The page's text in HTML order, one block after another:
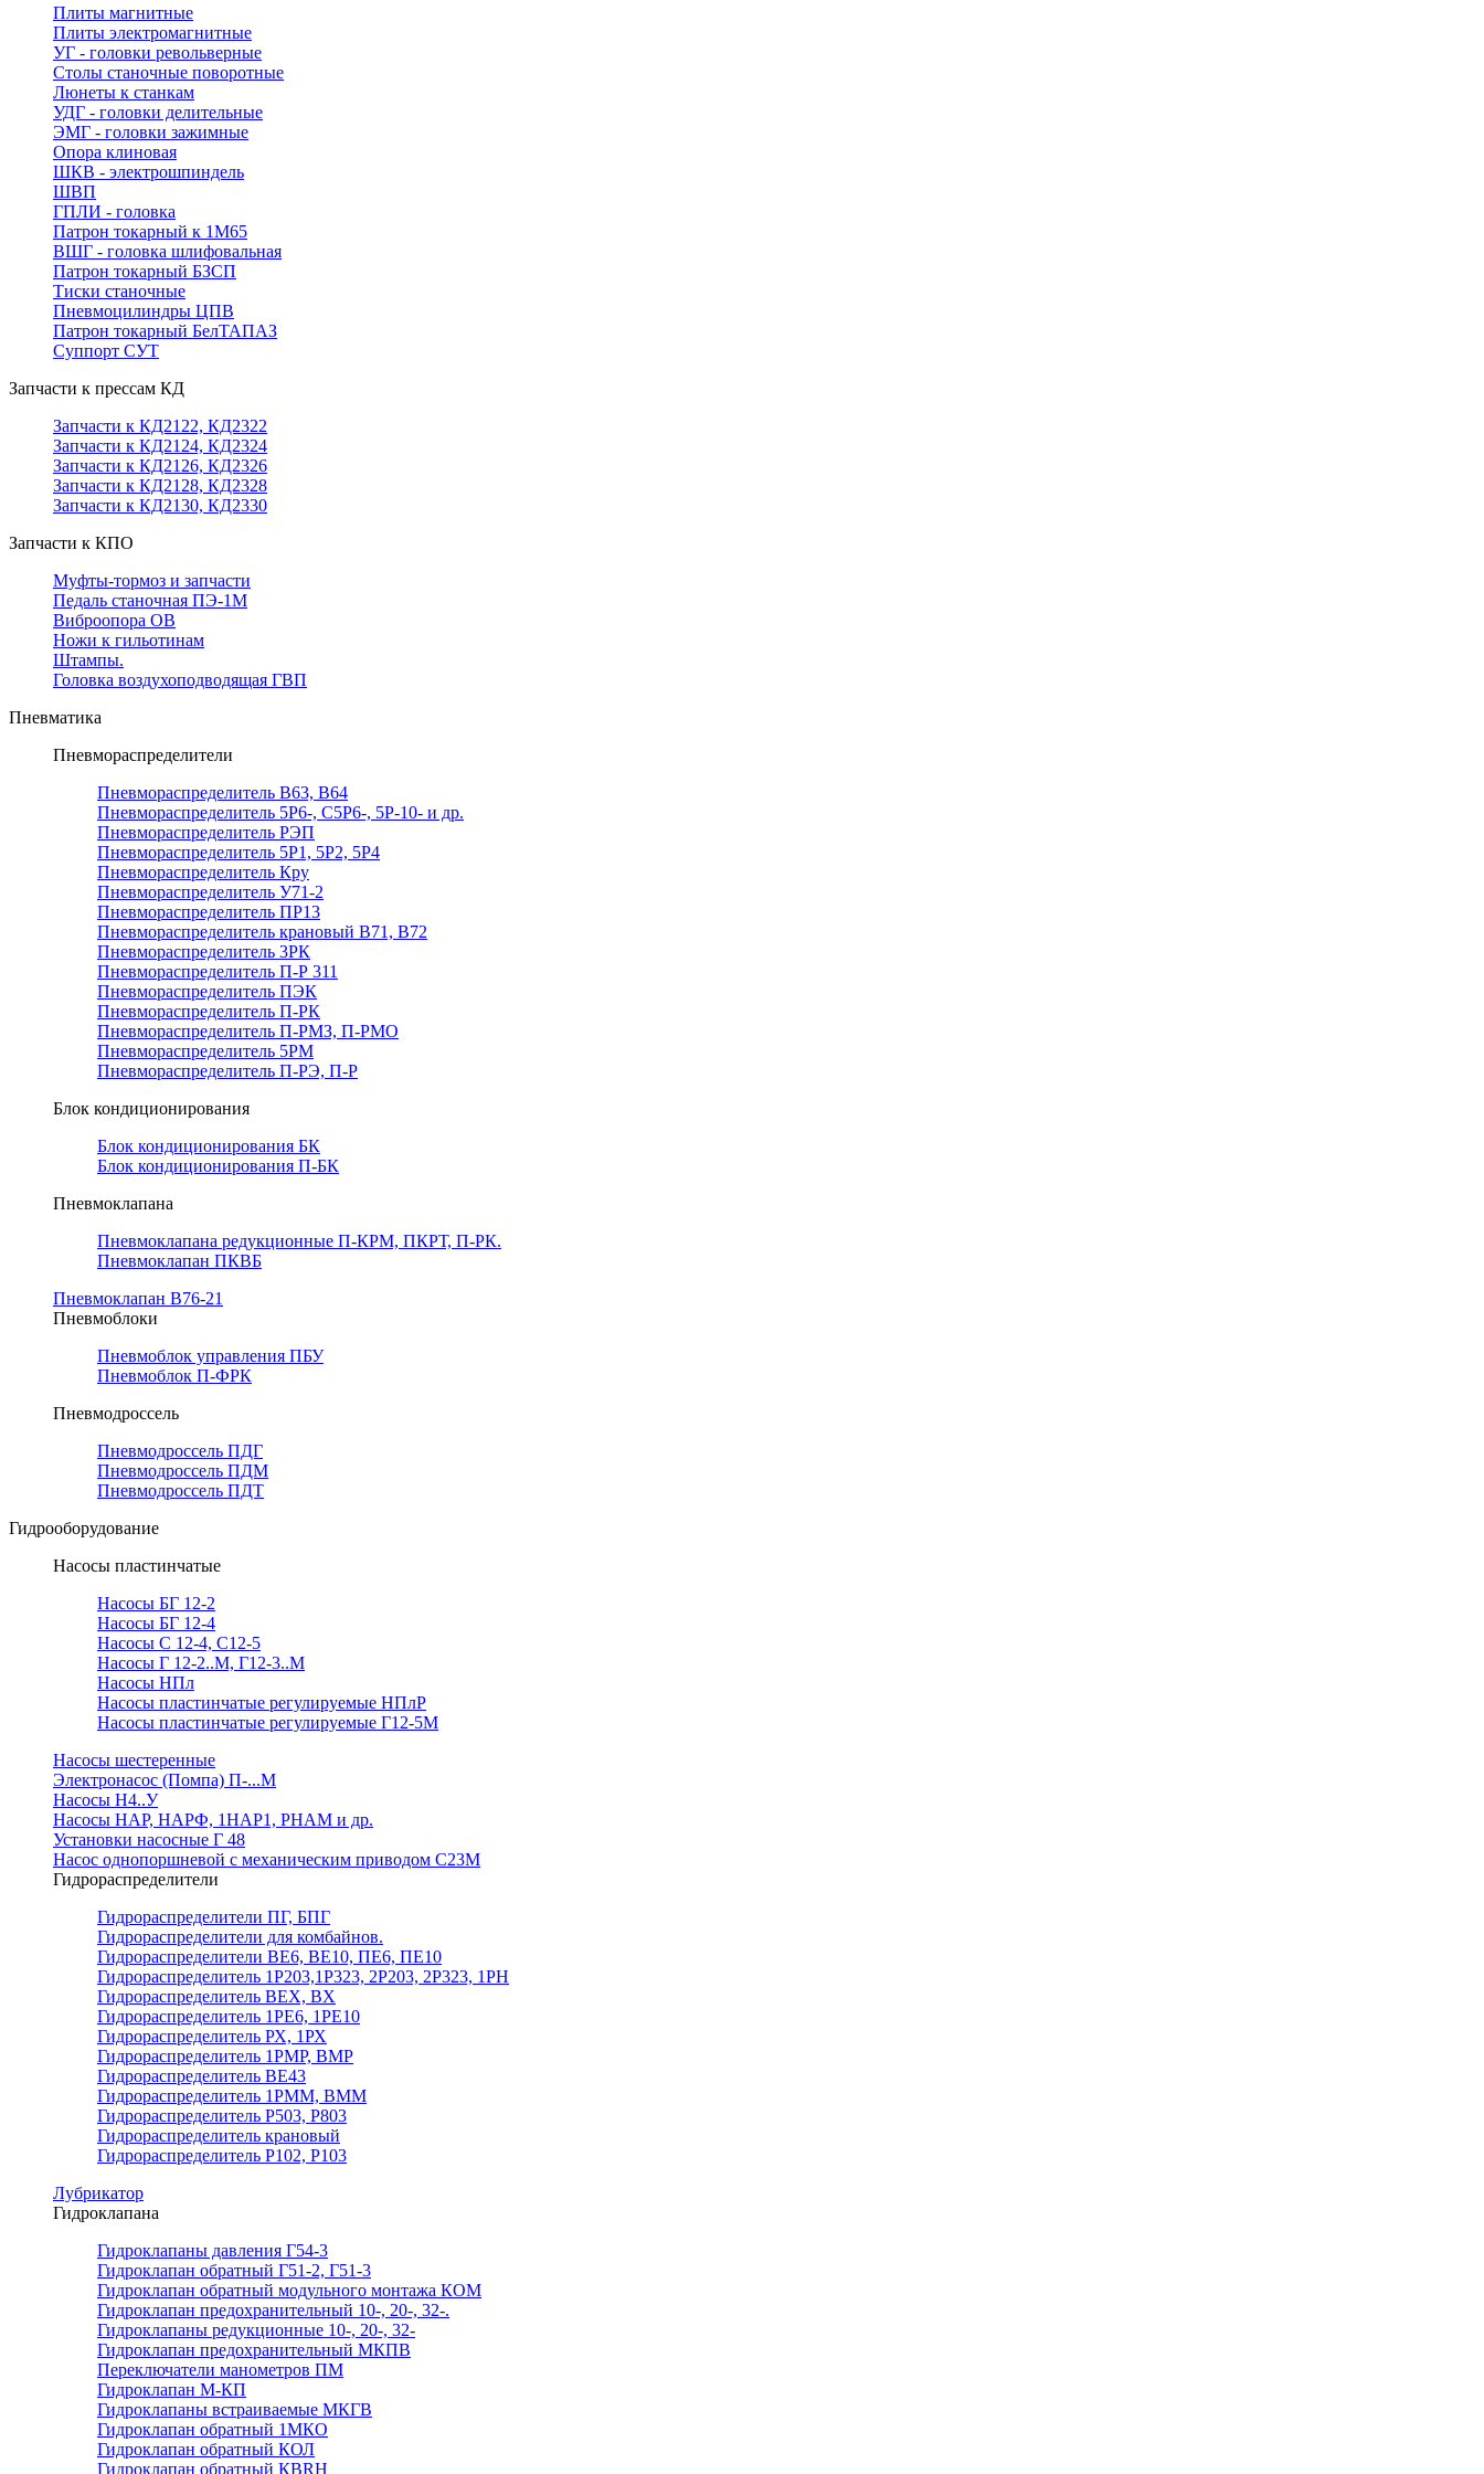
Плиты магнитные
Плиты электромагнитные
УГ - головки револьверные
Столы станочные поворотные
Люнеты к станкам
УДГ - головки делительные
ЭМГ - головки зажимные
Опора клиновая
ШКВ - электрошпиндель
ШВП
ГПЛИ - головка
Патрон токарный к 1М65
ВШГ - головка шлифовальная
Патрон токарный БЗСП
Тиски станочные
Пневмоцилиндры ЦПВ
Патрон токарный БелТАПАЗ
Суппорт СУТ
Запчасти к прессам КД
Запчасти к КД2122, КД2322
Запчасти к КД2124, КД2324
Запчасти к КД2126, КД2326
Запчасти к КД2128, КД2328
Запчасти к КД2130, КД2330
Запчасти к КПО
Муфты-тормоз и запчасти
Педаль станочная ПЭ-1М
Виброопора ОВ
Ножи к гильотинам
Штампы.
Головка воздухоподводящая ГВП
Пневматика
Пневмораспределители
Пневмораспределитель В63, В64
Пневмораспределитель 5Р6-, С5Р6-, 5Р-10- и др.
Пневмораспределитель РЭП
Пневмораспределитель 5Р1, 5Р2, 5Р4
Пневмораспределитель Кру
Пневмораспределитель У71-2
Пневмораспределитель ПР13
Пневмораспределитель крановый В71, В72
Пневмораспределитель 3РК
Пневмораспределитель П-Р 311
Пневмораспределитель ПЭК
Пневмораспределитель П-РК
Пневмораспределитель П-РМЗ, П-РМО
Пневмораспределитель 5РМ
Пневмораспределитель П-РЭ, П-Р
Блок кондиционирования
Блок кондиционирования БК
Блок кондиционирования П-БК
Пневмоклапана
Пневмоклапана редукционные П-КРМ, ПКРТ, П-РК.
Пневмоклапан ПКВБ
Пневмоклапан В76-21
Пневмоблоки
Пневмоблок управления ПБУ
Пневмоблок П-ФРК
Пневмодроссель
Пневмодроссель ПДГ
Пневмодроссель ПДМ
Пневмодроссель ПДТ
Гидрооборудование
Насосы пластинчатые
Насосы БГ 12-2
Насосы БГ 12-4
Насосы С 12-4, С12-5
Насосы Г 12-2..М, Г12-3..М
Насосы НПл
Насосы пластинчатые регулируемые НПлР
Насосы пластинчатые регулируемые Г12-5М
Насосы шестеренные
Электронасос (Помпа) П-...М
Насосы Н4..У
Насосы НАР, НАРФ, 1НАР1, РНАМ и др.
Установки насосные Г 48
Насос однопоршневой с механическим приводом С23М
Гидрораспределители
Гидрораспределители ПГ, БПГ
Гидрораспределители для комбайнов.
Гидрораспределители ВЕ6, ВЕ10, ПЕ6, ПЕ10
Гидрораспределитель 1Р203,1Р323, 2Р203, 2Р323, 1РН
Гидрораспределитель ВЕХ, ВХ
Гидрораспределитель 1РЕ6, 1РЕ10
Гидрораспределитель РХ, 1РХ
Гидрораспределитель 1РМР, ВМР
Гидрораспределитель ВЕ43
Гидрораспределитель 1РММ, ВММ
Гидрораспределитель Р503, Р803
Гидрораспределитель крановый
Гидрораспределитель Р102, Р103
Лубрикатор
Гидроклапана
Гидроклапаны давления Г54-3
Гидроклапан обратный Г51-2, Г51-3
Гидроклапан обратный модульного монтажа КОМ
Гидроклапан предохранительный 10-, 20-, 32-.
Гидроклапаны редукционные 10-, 20-, 32-
Гидроклапан предохранительный МКПВ
Переключатели манометров ПМ
Гидроклапан М-КП
Гидроклапаны встраиваемые МКГВ
Гидроклапан обратный 1МКО
Гидроклапан обратный КОЛ
Гидроклапан обратный КВRН